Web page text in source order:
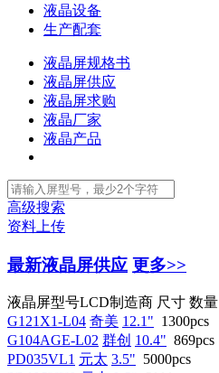
液晶设备
生产配套
液晶屏规格书
液晶屏供应
液晶屏求购
液晶厂家
液晶产品
高级搜索
资料上传
最新液晶屏供应 更多>>
液晶屏型号LCD制造商 尺寸 数量
G121X1-L04 奇美 12.1" 1300pcs
G104AGE-L02 群创 10.4" 869pcs
PD035VL1 元太 3.5" 5000pcs